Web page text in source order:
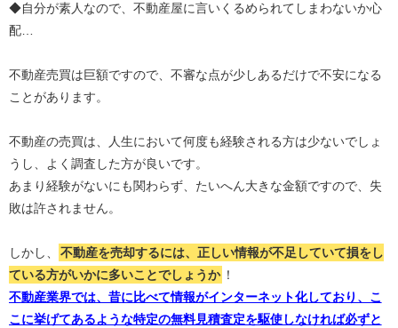
◆自分が素人なので、不動産屋に言いくるめられてしまわないか心
配…
不動産売買は巨額ですので、不審な点が少しあるだけで不安になる
ことがあります。
不動産の売買は、人生において何度も経験される方は少ないでしょ
うし、よく調査した方が良いです。
あまり経験がないにも関わらず、たいへん大きな金額ですので、失
敗は許されません。
しかし、
不動産を売却するには、正しい情報が不足していて損をし
ている方がいかに多いことでしょうか ！
不動産業界では、昔に比べて情報がインターネット化しており、こ
こに挙げてあるような特定の無料見積査定を駆使しなければ必ずと